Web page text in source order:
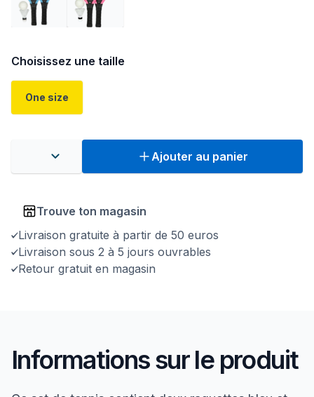
Choisissez une taille
One size
Ajouter au panier
Trouve ton magasin
Livraison gratuite à partir de 50 euros
Livraison sous 2 à 5 jours ouvrables
Retour gratuit en magasin
Informations sur le produit